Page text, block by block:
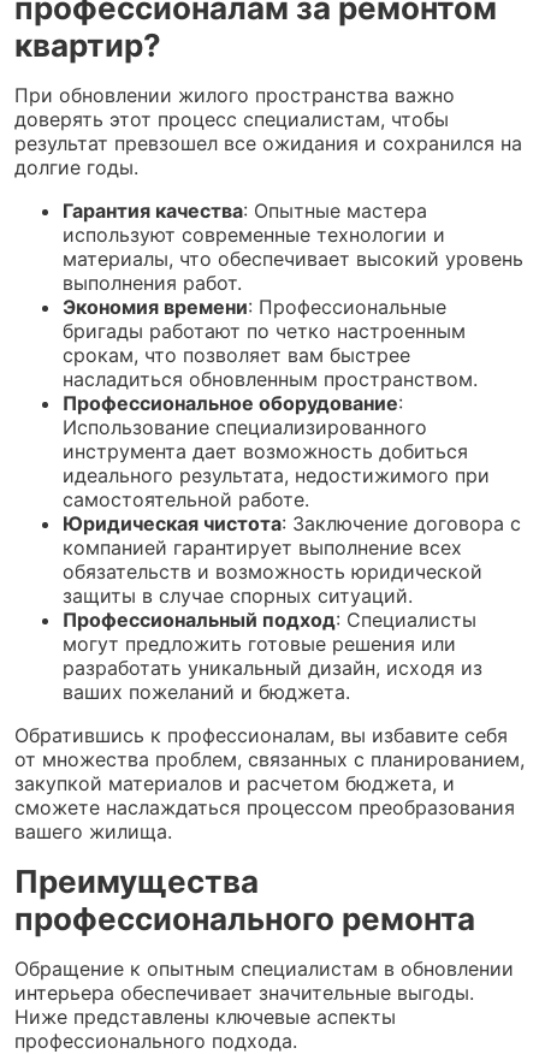
квартир?
При обновлении жилого пространства важно
доверять этот процесс специалистам, чтобы
результат превзошел все ожидания и сохранился на
долгие годы.
Гарантия качества: Опытные мастера
используют современные технологии и
материалы, что обеспечивает высокий уровень
выполнения работ.
Экономия времени: Профессиональные
бригады работают по четко настроенным
срокам, что позволяет вам быстрее
насладиться обновленным пространством.
Профессиональное оборудование:
Использование специализированного
инструмента дает возможность добиться
идеального результата, недостижимого при
самостоятельной работе.
Юридическая чистота: Заключение договора с
компанией гарантирует выполнение всех
обязательств и возможность юридической
защиты в случае спорных ситуаций.
Профессиональный подход: Специалисты
могут предложить готовые решения или
разработать уникальный дизайн, исходя из
ваших пожеланий и бюджета.
Обратившись к профессионалам, вы избавите себя
от множества проблем, связанных с планированием,
закупкой материалов и расчетом бюджета, и
сможете наслаждаться процессом преобразования
вашего жилища.
Преимущества
профессионального ремонта
Обращение к опытным специалистам в обновлении
интерьера обеспечивает значительные выгоды.
Ниже представлены ключевые аспекты
профессионального подхода.